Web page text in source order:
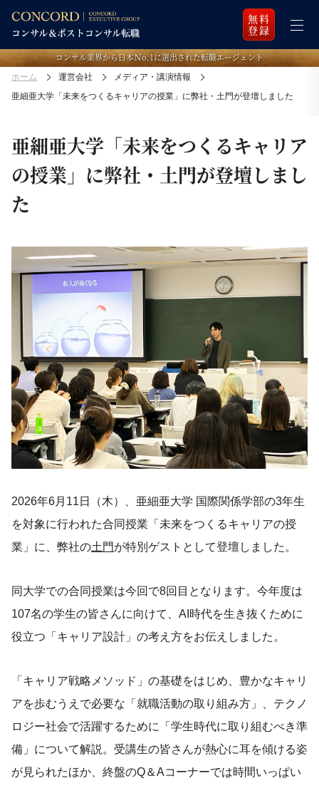
無料
登録
コンサル業界から日本Ｎo.1に選出された転職エージェント
ホーム 運営会社
メディア・講演情報
亜細亜大学「未来をつくるキャリアの授業」に弊社・土門が登壇しました
亜細亜大学「未来をつくるキャリア
の授業」に弊社・土門が登壇しまし
た
2026年6月11日（木）、亜細亜大学 国際関係学部の3年生
を対象に行われた合同授業「未来をつくるキャリアの授
業」に、弊社の土門が特別ゲストとして登壇しました。
同大学での合同授業は今回で8回目となります。今年度は
107名の学生の皆さんに向けて、AI時代を生き抜くために
役立つ「キャリア設計」の考え方をお伝えしました。
「キャリア戦略メソッド」の基礎をはじめ、豊かなキャリ
アを歩むうえで必要な「就職活動の取り組み方」、テクノ
ロジー社会で活躍するために「学生時代に取り組むべき準
備」について解説。受講生の皆さんが熱心に耳を傾ける姿
が見られたほか、終盤のQ＆Aコーナーでは時間いっぱい